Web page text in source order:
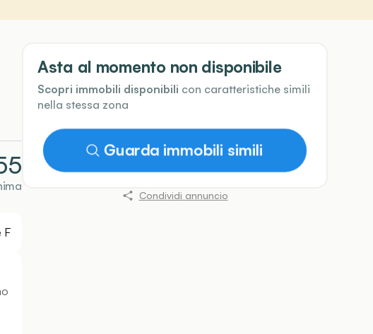
F
Asta al momento non disponibile
Scopri immobili disponibili con caratteristiche simili
nella stessa zona
Guarda immobili simili
Condividi annuncio